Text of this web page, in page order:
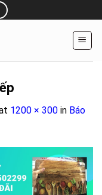
1200 × 300 in Báo